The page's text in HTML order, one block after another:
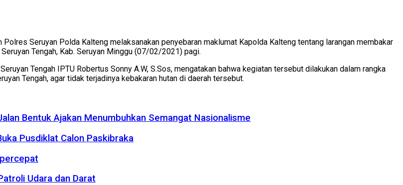
Seruyan Polda Kalteng melaksanakan penyebaran maklumat Kapolda Kalteng tentang larangan membakar
Tengah, Kab. Seruyan Minggu (07/02/2021) pagi.
Tengah IPTU Robertus Sonny A.W, S.Sos, mengatakan bahwa kegiatan tersebut dilakukan dalam rangka
Tengah, agar tidak terjadinya kebakaran hutan di daerah tersebut.
Bentuk Ajakan Menumbuhkan Semangat Nasionalisme
Pusdiklat Calon Paskibraka
Udara dan Darat